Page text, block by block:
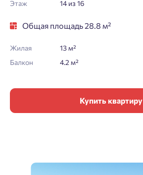
Этаж
14 из 16
Общая площадь 28.8 м²
Жилая
13 м²
Балкон
4.2 м²
Купить квартиру